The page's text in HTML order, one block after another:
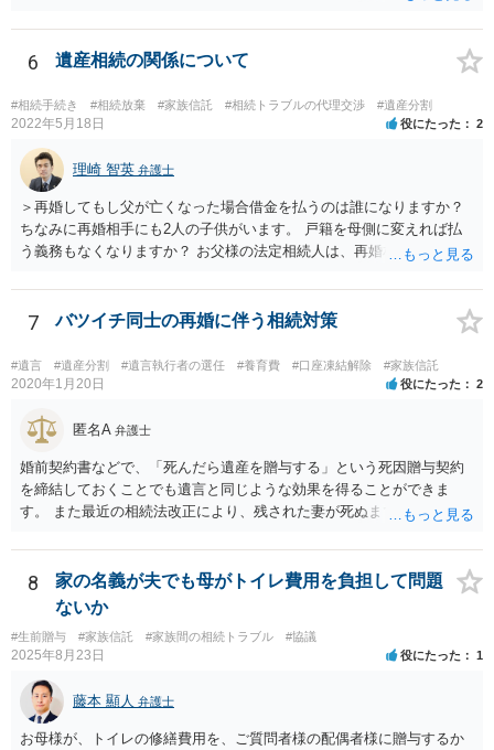
考えてご判断いただくのが良いと思います。
6 遺産相続の関係について
#相続手続き #相続放棄 #家族信託 #相続トラブルの代理交渉 #遺産分割
2022年5月18日 役にたった 2
理崎 智英 弁護士
＞再婚してもし父が亡くなった場合借金を払うのは誰になりますか？
ちなみに再婚相手にも2人の子供がいます。 戸籍を母側に変えれば払
う義務もなくなりますか？ お父様の法定相続人は、再婚相手とご相談
戸籍がどこにあるのかは関係ありません。 ただし、お父様が亡くなっ
たことを知ってから３か月以内に家庭裁判所にて「相続放棄」の手続
7 バツイチ同士の再婚に伴う相続対策
#遺言 #遺産分割 #遺言執行者の選任 #養育費 #口座凍結解除 #家族信託
2020年1月20日 役にたった 2
匿名A 弁護士
婚前契約書などで、「死んだら遺産を贈与する」という死因贈与契約
を締結しておくことでも遺言と同じような効果を得ることができま
す。 また最近の相続法改正により、残された妻が死ぬまで家に住み続
で、その制度を活用する方法も考えられます。 もし契約書の作成まで
視野に入れておられる場合は、お近くの弁護士、できれば相続に強い
弁護士にご相談なさるとよいでしょう。
8
家の名義が夫でも母がトイレ費用を負担して問題
ないか
#生前贈与 #家族信託 #家族間の相続トラブル #協議
2025年8月23日 役にたった 1
藤本 顯人 弁護士
お母様が、トイレの修繕費用を、ご質問者様の配偶者様に贈与するか